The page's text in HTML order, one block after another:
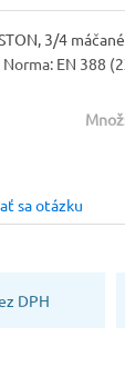
3/4
EN 388
Nitril
sa otázku
DPH